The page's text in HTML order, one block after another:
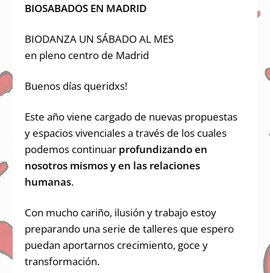
BIOSABADOS EN MADRID
BIODANZA UN SÁBADO AL MES
en pleno centro de Madrid
Buenos días queridxs!
Este año viene cargado de nuevas propuestas
y espacios vivenciales a través de los cuales
podemos continuar profundizando en
nosotros mismos y en las relaciones
humanas.
Con mucho cariño, ilusión y trabajo estoy
preparando una serie de talleres que espero
puedan aportarnos crecimiento, goce y
transformación.